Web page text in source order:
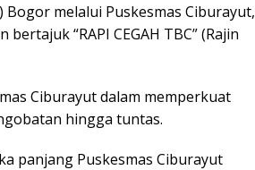
melalui Puskesmas Ciburayut,
“RAPI CEGAH TBC” (Rajin
Ciburayut dalam memperkuat
hingga tuntas.
panjang Puskesmas Ciburayut